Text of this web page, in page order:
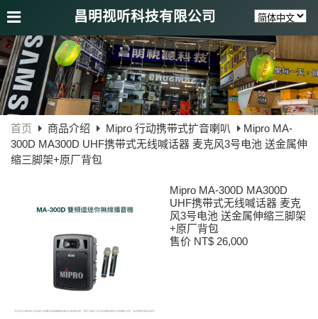
昌明视听科技有限公司
首页 商品介绍 Mipro 行动携带式扩音喇叭
Mipro MA-
300D MA300D UHF携带式无线喊话器 麦克风3号电池 送金属伸
缩三脚架+原厂背包
Mipro MA-300D MA300D
UHF携带式无线喊话器 麦克
风3号电池 送金属伸缩三脚架
+原厂背包
售价 NT$ 26,000